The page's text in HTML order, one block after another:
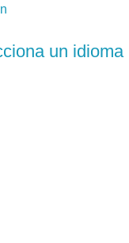
un idioma